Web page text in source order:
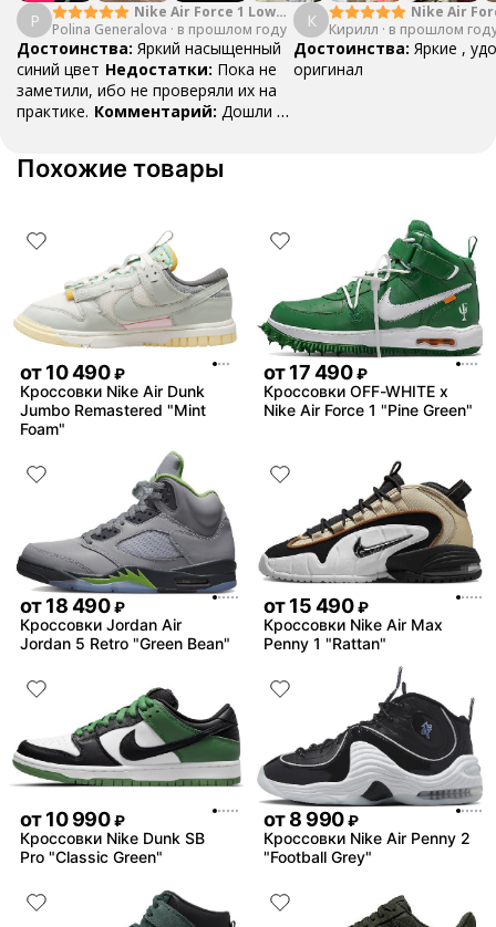
P
Nike Air Force 1 Low
College Pack White
Blue
Polina Generalova · в прошлом году
Достоинства: Яркий насыщенный
синий цвет Недостатки: Пока не
заметили, ибо не проверяли их на
практике. Комментарий: Дошли за
К
Nike Air
Yellow
Кирилл · в прошлом
Достоинства: Яркие ,
оригинал
Похожие товары
от10 490 ₽
Кроссовки Nike Air Dunk
Jumbo Remastered "Mint
Foam"
от17 490 ₽
Кроссовки OFF-WHITE x
Nike Air Force 1 "Pine Green"
от18 490 ₽
Кроссовки Jordan Air
Jordan 5 Retro "Green Bean"
от15 490 ₽
Кроссовки Nike Air Max
Penny 1 "Rattan"
от10 990 ₽
Кроссовки Nike Dunk SB
Pro "Classic Green"
от8 990 ₽
Кроссовки Nike Air Penny 2
"Football Grey"